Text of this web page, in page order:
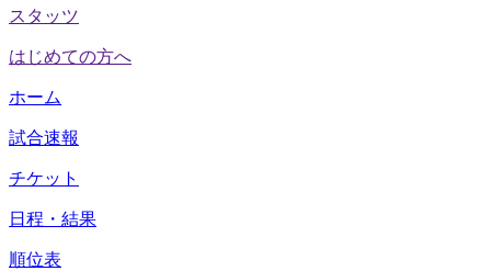
スタッツ
はじめての方へ
ホーム
試合速報
チケット
日程・結果
順位表